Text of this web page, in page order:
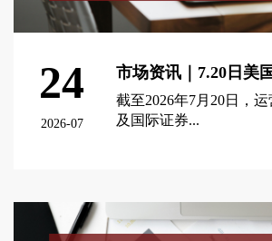
24
2026-07
市场资讯｜7.20日美
截至2026年7月20日，
及国际证券...